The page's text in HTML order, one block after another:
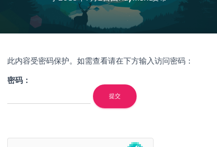
此内容受密码保护。如需查看请在下方输入访问密码：
密码：